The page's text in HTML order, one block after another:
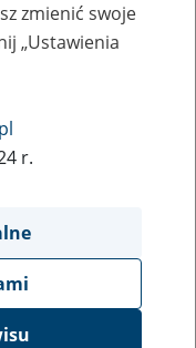
profili
zmienić swoje
„Ustawienia
r.